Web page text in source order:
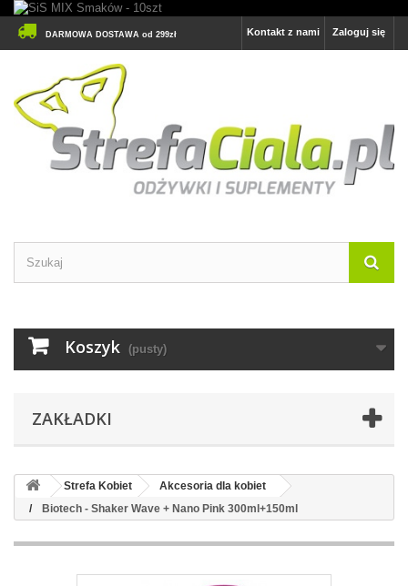
Zaloguj się
Kontakt z nami
DARMOWA DOSTAWA od 299zł
Koszyk (pusty)
ZAKŁADKI
Strefa Kobiet
Akcesoria dla kobiet
Biotech - Shaker Wave + Nano Pink 300ml+150ml